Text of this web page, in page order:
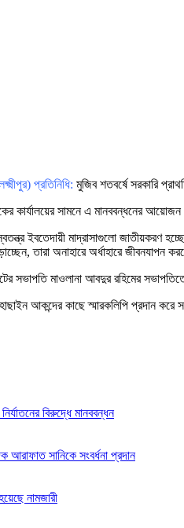
প্রতিনিধি: মুজিব শতবর্ষে সরকারি
কার্যালয়ের সামনে এ মানববন্ধনের
ইবতেদায়ী মাদ্রাসাগুলো জাতীয়করণ
তারা অনাহারে অর্ধাহারে
সভাপতি মাওলানা আবদুর রহিমের
আকন্দের কাছে স্মারকলিপি প্রদান করে
বিরুদ্ধে মানববন্ধন
আরাফাত সানিকে সংবর্ধনা প্রদান
নামজারী